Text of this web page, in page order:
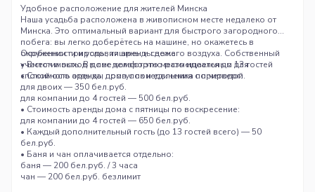
Удобное расположение для жителей Минска
Наша усадьба расположена в живописном месте недалеко от
Минска. Это оптимальный вариант для быстрого загородного
побега: вы легко доберётесь на машине, но окажетесь в
окружении природы, тишины и свежего воздуха. Собственный
участок и выход в лес делают это место идеальным для
спокойного отдыха, прогулок и единения с природой.
Особенности и условия аренды дома
• Вместимость: В доме комфортно размещается до 13 гостей
• Стоимость аренды дома с понедельника по четверг:
для двоих — 350 бел.руб.
для компании до 4 гостей — 500 бел.руб.
• Стоимость аренды дома с пятницы по воскресение:
для компании до 4 гостей — 650 бел.руб.
• Каждый дополнительный гость (до 13 гостей всего) — 50
бел.руб.
• Баня и чан оплачивается отдельно:
баня — 200 бел.руб. / 3 часа
чан — 200 бел.руб. безлимит